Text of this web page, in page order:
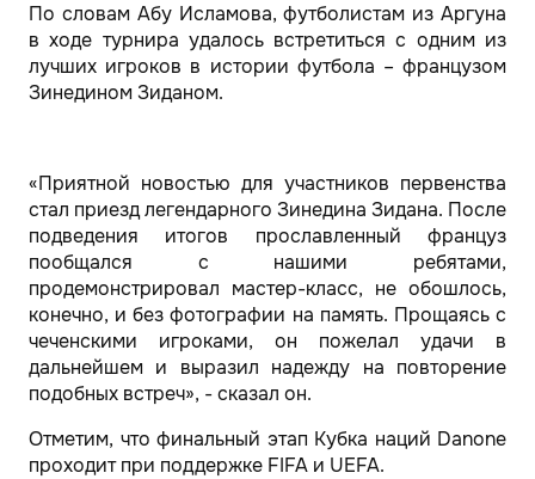
По словам Абу Исламова, футболистам из Аргуна
в ходе турнира удалось встретиться с одним из
лучших игроков в истории футбола – французом
Зинедином Зиданом.
«Приятной новостью для участников первенства
стал приезд легендарного Зинедина Зидана. После
подведения итогов прославленный француз
пообщался с нашими ребятами,
продемонстрировал мастер-класс, не обошлось,
конечно, и без фотографии на память. Прощаясь с
чеченскими игроками, он пожелал удачи в
дальнейшем и выразил надежду на повторение
подобных встреч», - сказал он.
Отметим, что финальный этап Кубка наций Danone
проходит при поддержке FIFA и UEFA.